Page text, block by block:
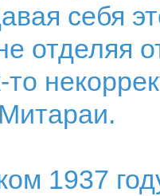
себя
отделяя
1937